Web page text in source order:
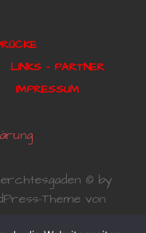
LINKS – PARTNER
IMPRESSUM
© by
Theme von